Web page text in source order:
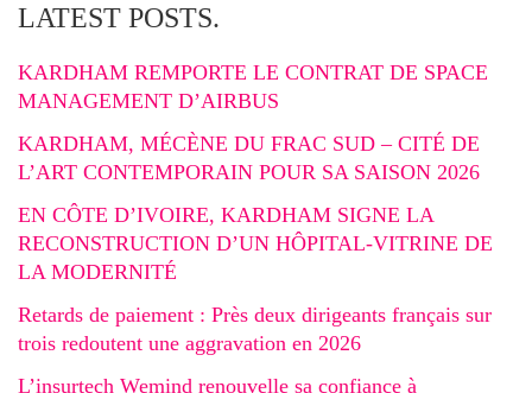
LATEST POSTS.
KARDHAM REMPORTE LE CONTRAT DE SPACE
MANAGEMENT D’AIRBUS
KARDHAM, MÉCÈNE DU FRAC SUD – CITÉ DE
L’ART CONTEMPORAIN POUR SA SAISON 2026
EN CÔTE D’IVOIRE, KARDHAM SIGNE LA
RECONSTRUCTION D’UN HÔPITAL-VITRINE DE
LA MODERNITÉ
Retards de paiement : Près deux dirigeants français sur
trois redoutent une aggravation en 2026
L’insurtech Wemind renouvelle sa confiance à